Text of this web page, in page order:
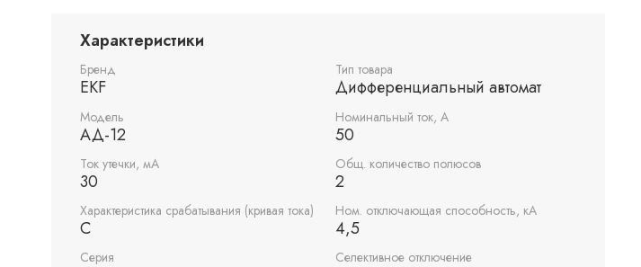
4,5кА.
Характеристики
Бренд
EKF
Тип товара
Дифференциальный автомат
Модель
АД-12
Номинальный ток, А
50
Ток утечки, мА
30
Общ. количество полюсов
2
Характеристика срабатывания (кривая тока)
C
Ном. отключающая способность, кА
4,5
Серия Селективное отключение